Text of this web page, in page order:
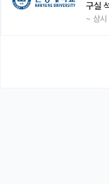
구실
~ 상시